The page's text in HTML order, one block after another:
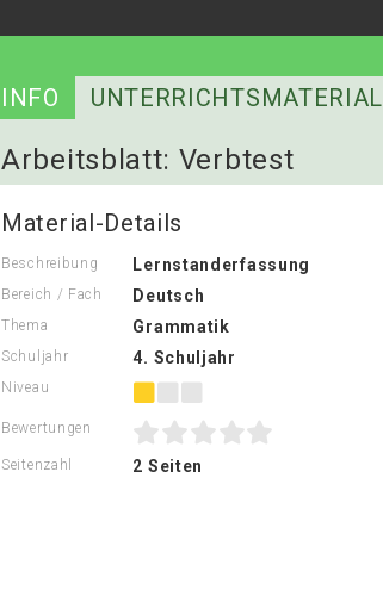
INFO UNTERRICHTSMATERIAL
Arbeitsblatt: Verbtest
Material-Details
Beschreibung Lernstanderfassung
Bereich / Fach Deutsch
Thema Grammatik
Schuljahr 4. Schuljahr
Niveau
Bewertungen
Seitenzahl 2 Seiten